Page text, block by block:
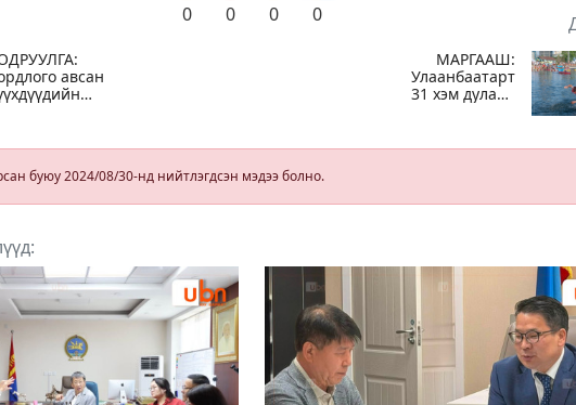
0 0 0 0
авсан
гал
МАРГААШ:
Улаанбаатарт
31 хэм дулаан
буюу 2024/08/30-нд нийтлэгдсэн мэдээ болно.